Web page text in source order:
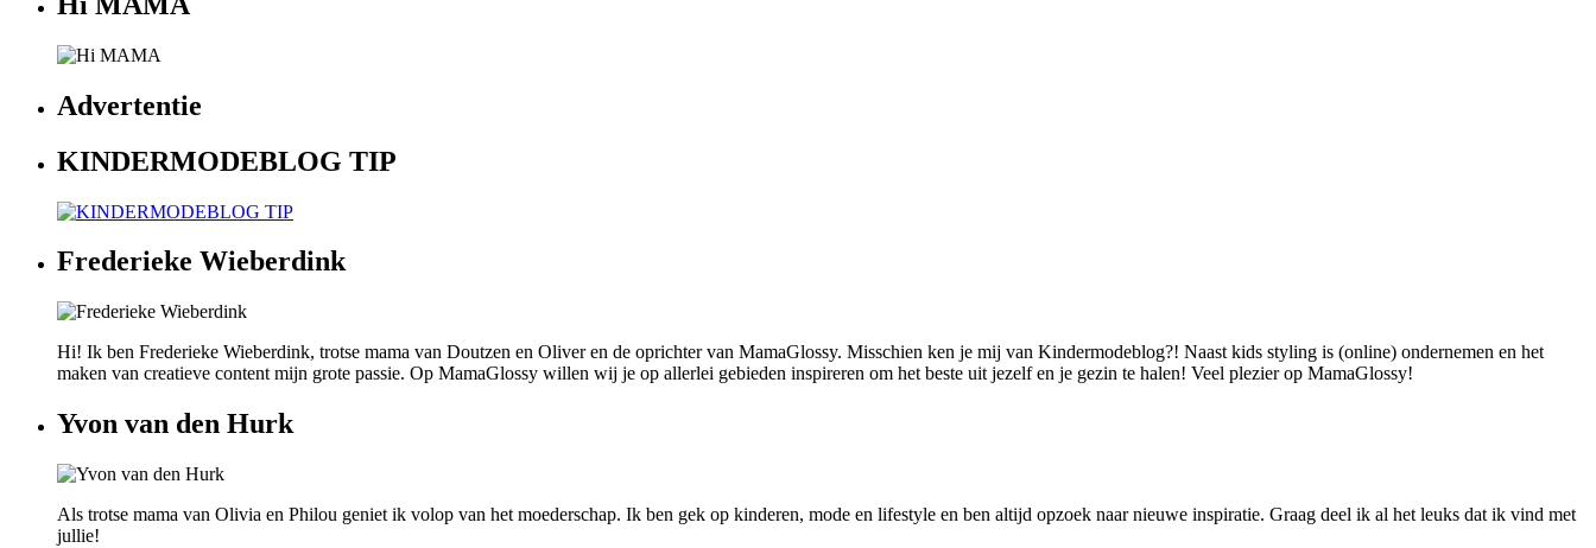
Advertentie
KINDERMODEBLOG TIP
Frederieke Wieberdink
Hi! Ik ben Frederieke Wieberdink, trotse mama van Doutzen en Oliver en de oprichter van MamaGlossy. Misschien ken je mij van Kindermodeblog?! Naast kids styling is (online) ondernemen en het
maken van creatieve content mijn grote passie. Op MamaGlossy willen wij je op allerlei gebieden inspireren om het beste uit jezelf en je gezin te halen! Veel plezier op MamaGlossy!
Yvon van den Hurk
Als trotse mama van Olivia en Philou geniet ik volop van het moederschap. Ik ben gek op kinderen, mode en lifestyle en ben altijd opzoek naar nieuwe inspiratie. Graag deel ik al het leuks dat ik vind met
jullie!